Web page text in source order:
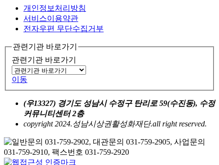
개인정보처리방침
서비스이용약관
전자우편 무단수집거부
관련기관 바로가기
관련기관 바로가기
이동
(우13327) 경기도 성남시 수정구 탄리로 59(수진동), 수정
커뮤니티센터 2층
copyright 2024.성남시상권활성화재단.all right reserved.